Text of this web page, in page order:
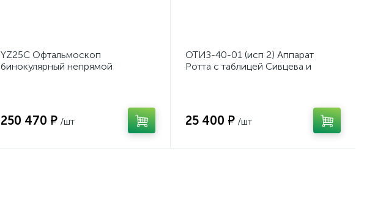
YZ25C Офтальмоскоп
бинокулярный непрямой
250 470 ₽ /шт
ОТИЗ-40-01 (исп 2) Аппарат
Ротта с таблицей Сивцева и
25 400 ₽ /шт